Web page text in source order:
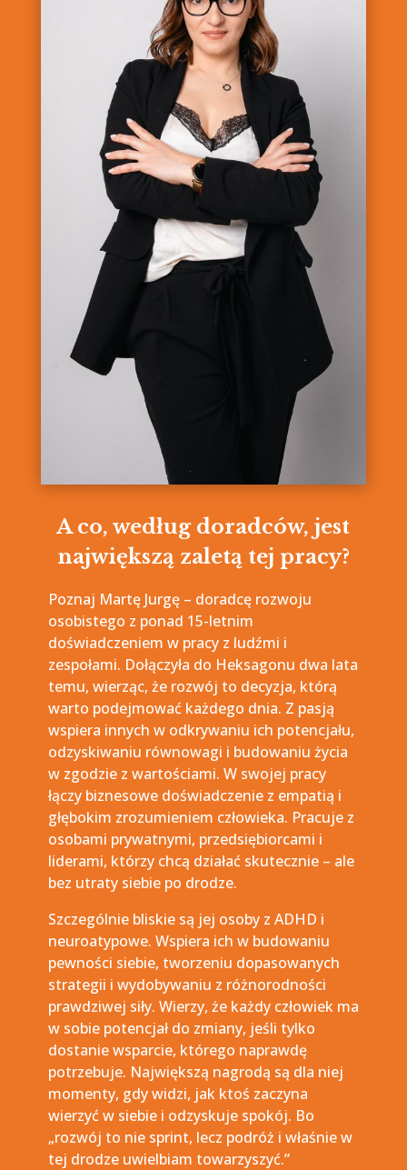
A co, według doradców, jest
największą zaletą tej pracy?
Poznaj Martę Jurgę – doradcę rozwoju
osobistego z ponad 15-letnim
doświadczeniem w pracy z ludźmi i
zespołami. Dołączyła do Heksagonu dwa lata
temu, wierząc, że rozwój to decyzja, którą
warto podejmować każdego dnia. Z pasją
wspiera innych w odkrywaniu ich potencjału,
odzyskiwaniu równowagi i budowaniu życia
w zgodzie z wartościami. W swojej pracy
łączy biznesowe doświadczenie z empatią i
głębokim zrozumieniem człowieka. Pracuje z
osobami prywatnymi, przedsiębiorcami i
liderami, którzy chcą działać skutecznie – ale
bez utraty siebie po drodze.
Szczególnie bliskie są jej osoby z ADHD i
neuroatypowe. Wspiera ich w budowaniu
pewności siebie, tworzeniu dopasowanych
strategii i wydobywaniu z różnorodności
prawdziwej siły. Wierzy, że każdy człowiek ma
w sobie potencjał do zmiany, jeśli tylko
dostanie wsparcie, którego naprawdę
potrzebuje. Największą nagrodą są dla niej
momenty, gdy widzi, jak ktoś zaczyna
wierzyć w siebie i odzyskuje spokój. Bo
„rozwój to nie sprint, lecz podróż i właśnie w
tej drodze uwielbiam towarzyszyć.”